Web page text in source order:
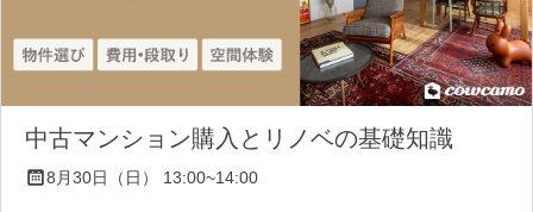
中古マンション購入とリノベの基礎知識
8月30日（日） 13:00~14:00